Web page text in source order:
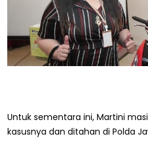
Untuk sementara ini, Martini
kasusnya dan ditahan di Polda